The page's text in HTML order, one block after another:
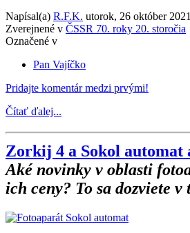
Napísal(a) R.F.K. utorok, 26 október
Zverejnené v ČSSR 70. roky 20. storočia
Označené v
Pan Vajíčko
Pridajte komentár medzi prvými!
Čítať ďalej...
Zorkij 4 a Sokol
Aké novinky v oblasti
ich ceny? To sa dozviete